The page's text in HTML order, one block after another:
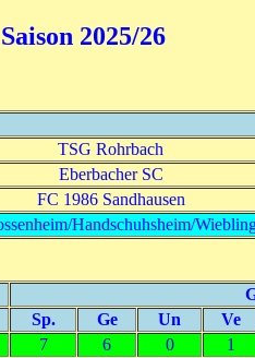
2025/26
TSG Rohrbach
Eberbacher SC
FC 1986 Sandhausen
Handschuhsheim/
Sp. Ge Un Ve
7 6 0 1